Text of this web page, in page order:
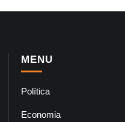
MENU
Política
Economia